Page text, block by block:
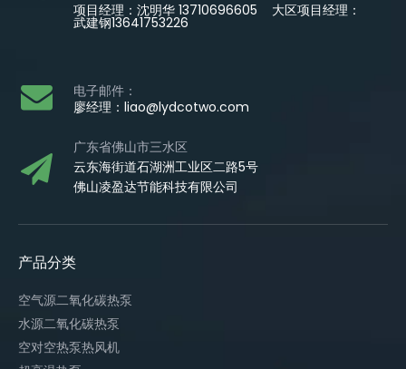
项目经理：沈明华 13710696605 大区项目经理：
武建钢13641753226
电子邮件：
廖经理：liao@lydcotwo.com
广东省佛山市三水区
云东海街道石湖洲工业区二路5号
佛山凌盈达节能科技有限公司
产品分类
空气源二氧化碳热泵
水源二氧化碳热泵
空对空热泵热风机